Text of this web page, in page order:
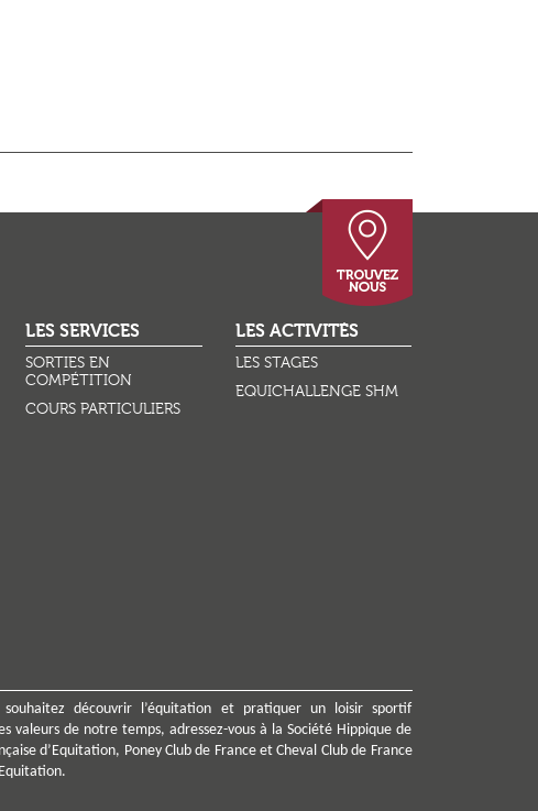
LES SERVICES
SORTIES EN
COMPÉTITION
COURS PARTICULIERS
LES ACTIVITÉS
LES STAGES
EQUICHALLENGE SHM
souhaitez découvrir l’équitation et pratiquer un loisir sportif
valeurs de notre temps, adressez-vous à la Société Hippique de
d’Equitation, Poney Club de France et Cheval Club de France